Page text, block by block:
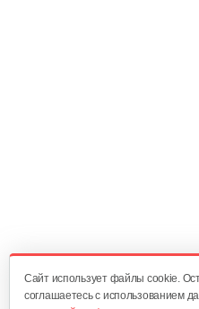
325 руб
Cайт использует файлы cookie.
соглашаетесь с использованием